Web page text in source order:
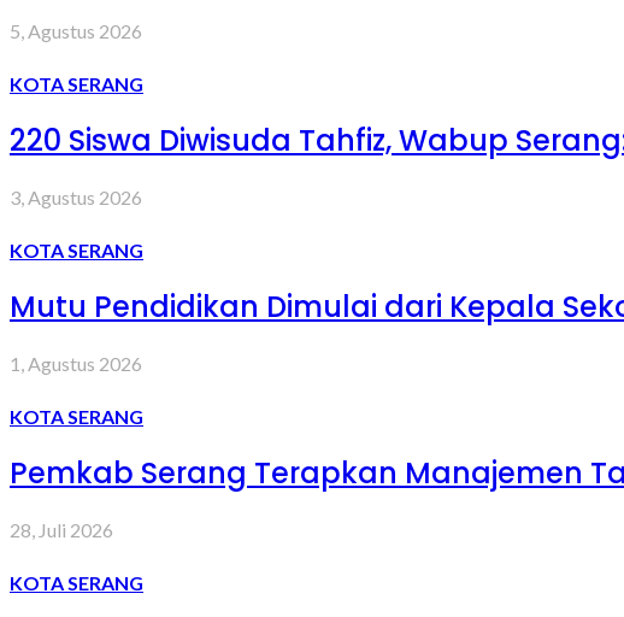
5, Agustus 2026
KOTA SERANG
220 Siswa Diwisuda Tahfiz, Wabup
3, Agustus 2026
KOTA SERANG
Mutu Pendidikan Dimulai dari Kepala
1, Agustus 2026
KOTA SERANG
Pemkab Serang Terapkan Manajemen
28, Juli 2026
KOTA SERANG